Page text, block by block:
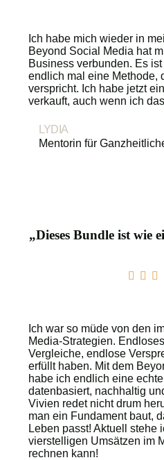
Ich habe mich wieder in
Beyond Social Media hat
Business verbunden. Es
endlich mal eine Methode,
verspricht. Ich habe jetzt
verkauft, auch wenn ich
LYDIA
Mentorin für
„Dieses Bundle ist wie
Ich war so müde von den
Media-Strategien.
Vergleiche, endlose
erfüllt haben. Mit dem
habe ich endlich eine
datenbasiert, nachhaltig
Vivien redet nicht drum
man ein Fundament baut,
Leben passt! Aktuell stehe
vierstelligen Umsätzen im
rechnen kann!